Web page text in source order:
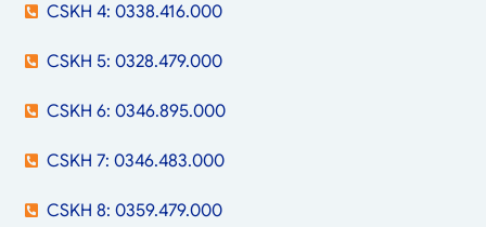
CSKH 4: 0338.416.000
CSKH 5: 0328.479.000
CSKH 6: 0346.895.000
CSKH 7: 0346.483.000
CSKH 8: 0359.479.000